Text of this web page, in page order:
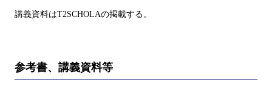
講義資料はT2SCHOLAの掲載する。
参考書、講義資料等